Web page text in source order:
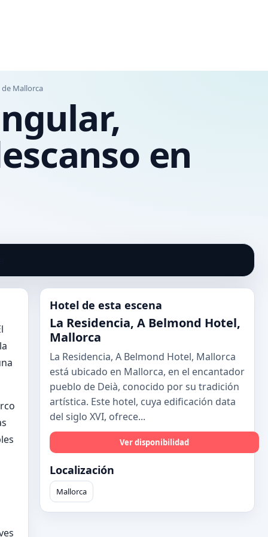
Mallorca
en
Hotel de esta escena
La Residencia, A Belmond Hotel,
Mallorca
La Residencia, A Belmond Hotel, Mallorca
está ubicado en Mallorca, en el encantador
pueblo de Deià, conocido por su tradición
artística. Este hotel, cuya edificación data
del siglo XVI, ofrece...
Ver disponibilidad
Localización
Mallorca